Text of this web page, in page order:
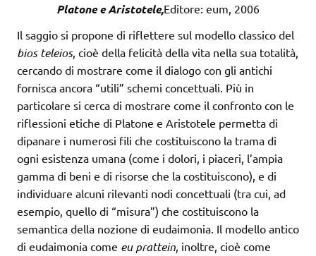
Platone e Aristotele,Editore: eum, 2006
Il saggio si propone di riflettere sul modello classico del
bios teleios, cioè della felicità della vita nella sua totalità,
cercando di mostrare come il dialogo con gli antichi
fornisca ancora “utili” schemi concettuali. Più in
particolare si cerca di mostrare come il confronto con le
riflessioni etiche di Platone e Aristotele permetta di
dipanare i numerosi fili che costituiscono la trama di
ogni esistenza umana (come i dolori, i piaceri, l’ampia
gamma di beni e di risorse che la costituiscono), e di
individuare alcuni rilevanti nodi concettuali (tra cui, ad
esempio, quello di “misura”) che costituiscono la
semantica della nozione di eudaimonia. Il modello antico
di eudaimonia come eu prattein, inoltre, cioè come